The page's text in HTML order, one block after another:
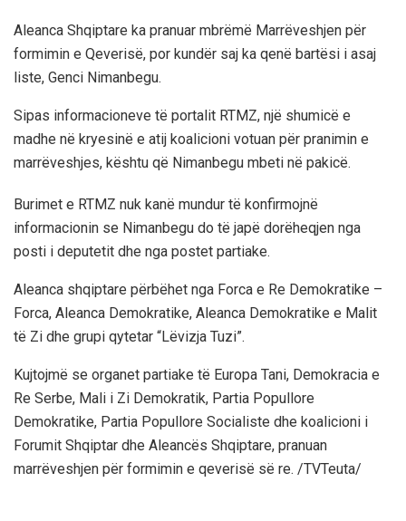
Aleanca Shqiptare ka pranuar mbrëmë Marrëveshjen për
formimin e Qeverisë, por kundër saj ka qenë bartësi i asaj
liste, Genci Nimanbegu.
Sipas informacioneve të portalit RTMZ, një shumicë e
madhe në kryesinë e atij koalicioni votuan për pranimin e
marrëveshjes, kështu që Nimanbegu mbeti në pakicë.
Burimet e RTMZ nuk kanë mundur të konfirmojnë
informacionin se Nimanbegu do të japë dorëheqjen nga
posti i deputetit dhe nga postet partiake.
Aleanca shqiptare përbëhet nga Forca e Re Demokratike –
Forca, Aleanca Demokratike, Aleanca Demokratike e Malit
të Zi dhe grupi qytetar “Lëvizja Tuzi”.
Kujtojmë se organet partiake të Europa Tani, Demokracia e
Re Serbe, Mali i Zi Demokratik, Partia Popullore
Demokratike, Partia Popullore Socialiste dhe koalicioni i
Forumit Shqiptar dhe Aleancës Shqiptare, pranuan
marrëveshjen për formimin e qeverisë së re. /TVTeuta/